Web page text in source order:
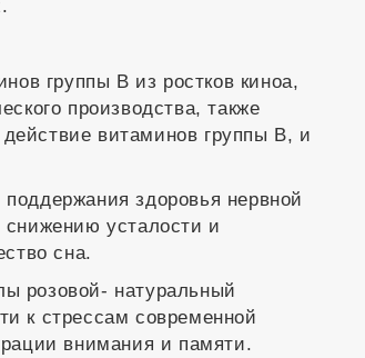
группы В из ростков киноа,
производства, также
витаминов группы В, и
здоровья нервной
усталости и
сна.
розовой- натуральный
к стрессам современной
внимания и памяти.